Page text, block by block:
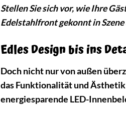
Stellen Sie sich vor, wie Ihre
Edelstahlfront gekonnt in
Edles Design bis ins
Doch nicht nur von außen
das Funktionalität und
energiesparende LED-